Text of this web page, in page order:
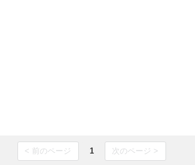
< 前のページ 1 次のページ >